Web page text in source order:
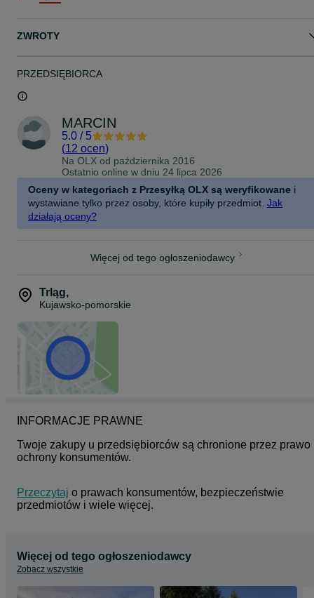
ZWROTY
PRZEDSIĘBIORCA
MARCIN
5.0 / 5
(12 ocen)
Na OLX od października 2016
Ostatnio online w dniu 24 lipca 2026
Oceny w kategoriach z Przesyłką OLX są weryfikowane i
wystawiane tylko przez osoby, które kupiły przedmiot. Jak
działają oceny?
Więcej od tego ogłoszeniodawcy
Trląg,
Kujawsko-pomorskie
INFORMACJE PRAWNE
Twoje zakupy u przedsiębiorców są chronione przez prawo
ochrony konsumentów.
Przeczytaj o prawach konsumentów, bezpieczeństwie
przedmiotów i wiele więcej.
Więcej od tego ogłoszeniodawcy
Zobacz wszystkie